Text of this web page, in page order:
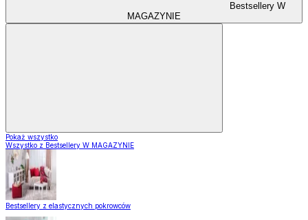
Bestsellery W
MAGAZYNIE
Pokaż wszystko
Wszystko z Bestsellery W MAGAZYNIE
Bestsellery z elastycznych pokrowców